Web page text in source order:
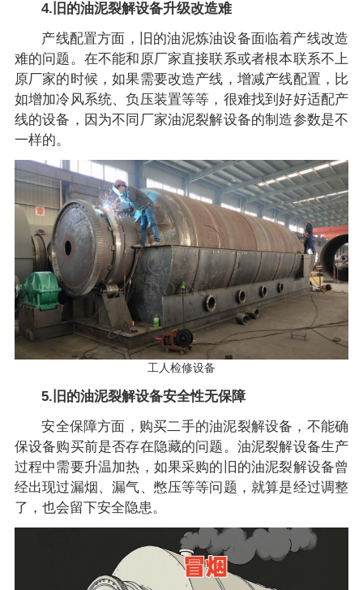
4.旧的油泥裂解设备升级改造难
产线配置方面，旧的油泥炼油设备面临着产线改造
难的问题。在不能和原厂家直接联系或者根本联系不上
原厂家的时候，如果需要改造产线，增减产线配置，比
如增加冷风系统、负压装置等等，很难找到好好适配产
线的设备，因为不同厂家油泥裂解设备的制造参数是不
一样的。
工人检修设备
5.旧的油泥裂解设备安全性无保障
安全保障方面，购买二手的油泥裂解设备，不能确
保设备购买前是否存在隐藏的问题。油泥裂解设备生产
过程中需要升温加热，如果采购的旧的油泥裂解设备曾
经出现过漏烟、漏气、憋压等等问题，就算是经过调整
了，也会留下安全隐患。